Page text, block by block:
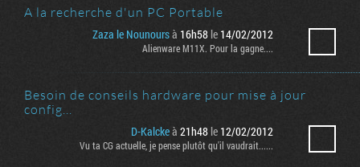
A la recherche d'un PC Portable
Zaza le Nounoursà 16h58 le 14/02/2012
Alienware M11X. Pour la gagne....
Besoin de conseils hardware pour mise à jour
config...
D-Kalckeà21h48 le 12/02/2012
Vu ta CG actuelle, je pense plutôt qu'il vaudrait......